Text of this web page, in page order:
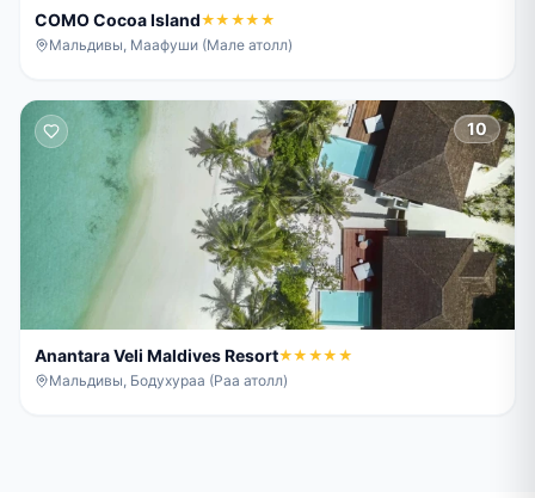
COMO Cocoa Island★★★★★
Мальдивы, Маафуши (Мале атолл)
10
Anantara Veli Maldives Resort★★★★★
Мальдивы, Бодухураа (Раа атолл)